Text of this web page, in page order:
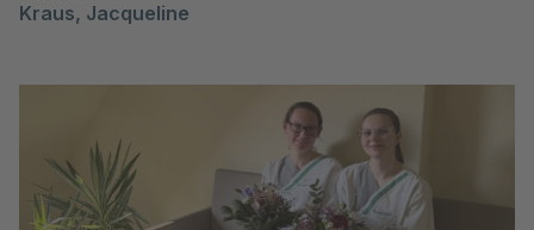
Kraus, Jacqueline